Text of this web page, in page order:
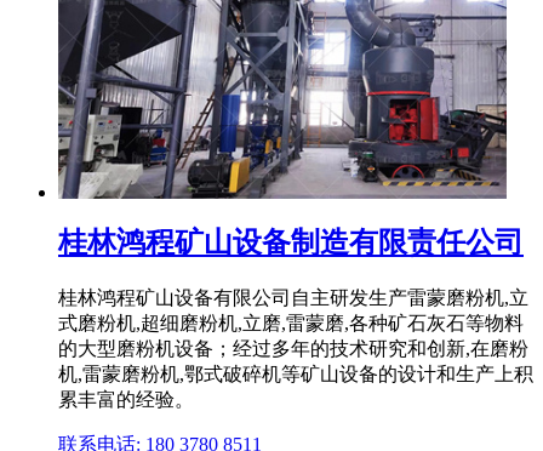
桂林鸿程矿山设备制造有限责任公司
桂林鸿程矿山设备有限公司自主研发生产雷蒙磨粉机,立
式磨粉机,超细磨粉机,立磨,雷蒙磨,各种矿石灰石等物料
的大型磨粉机设备；经过多年的技术研究和创新,在磨粉
机,雷蒙磨粉机,鄂式破碎机等矿山设备的设计和生产上积
累丰富的经验。
联系电话: 180 3780 8511